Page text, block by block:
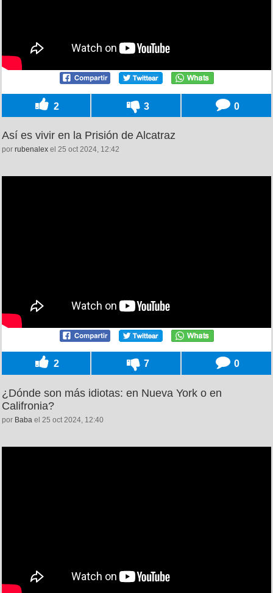
2 3 0
Así es vivir en la Prisión de Alcatraz
por rubenalex el 25 oct 2024, 12:42
2 7 0
¿Dónde son más idiotas: en Nueva York o en
Califronia?
por Baba el 25 oct 2024, 12:40